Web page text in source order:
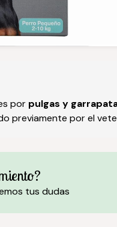
por pulgas y
previamente por el
tus dudas